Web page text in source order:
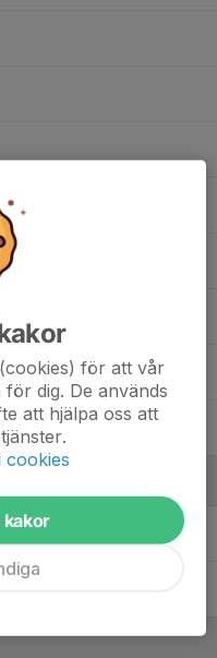
för att vår
dig. De används
att hjälpa oss att
cookies
kakor